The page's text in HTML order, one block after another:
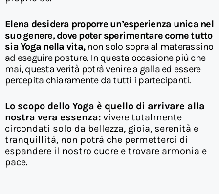
Elena desidera proporre un’esperienza unica nel
suo genere, dove poter sperimentare come tutto
sia Yoga nella vita, non solo sopra al materassino
ad eseguire posture. In questa occasione più che
mai, questa verità potrà venire a galla ed essere
percepita chiaramente da tutti i partecipanti.
Lo scopo dello Yoga è quello di arrivare alla
nostra vera essenza: vivere totalmente
circondati solo da bellezza, gioia, serenità e
tranquillità, non potrà che permetterci di
espandere il nostro cuore e trovare armonia e
pace.